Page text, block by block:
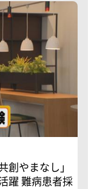
創やまなし」
躍 難病患者採